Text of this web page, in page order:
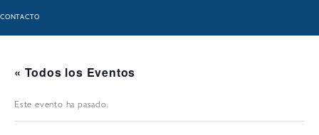
CONTACTO
« Todos los Eventos
Este evento ha pasado.